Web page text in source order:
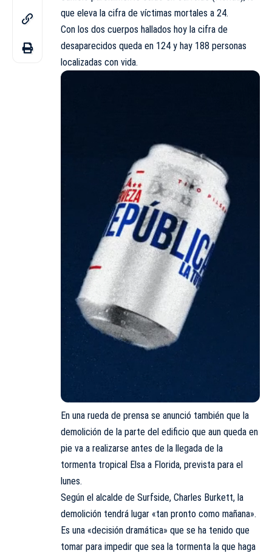
que eleva la cifra de víctimas mortales a 24.
Con los dos cuerpos hallados hoy la cifra de
desaparecidos queda en 124 y hay 188 personas
localizadas con vida.
En una rueda de prensa se anunció también que la
demolición de la parte del edificio que aun queda en
pie va a realizarse antes de la llegada de la
tormenta tropical Elsa a Florida, prevista para el
lunes.
Según el alcalde de Surfside, Charles Burkett, la
demolición tendrá lugar «tan pronto como mañana».
Es una «decisión dramática» que se ha tenido que
tomar para impedir que sea la tormenta la que haga